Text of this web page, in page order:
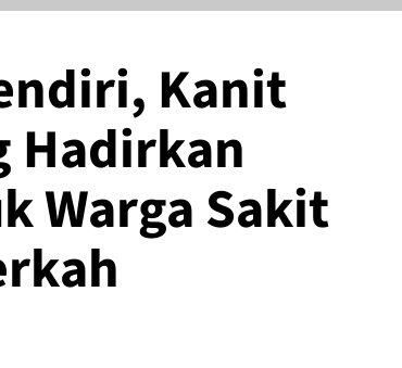
Kanit
Hadirkan
Warga Sakit
REDAKSI : Penasehat Hukum : Abdul Goni SH., MH